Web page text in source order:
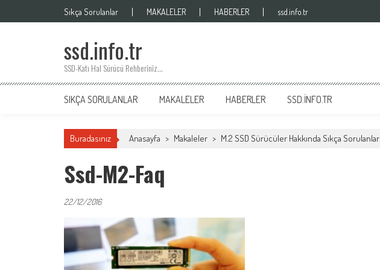
Sıkça Sorulanlar MAKALELER HABERLER ssd.info.tr
ssd.info.tr
SSD-Katı Hal Sürücü Rehberiniz…
SIKÇA SORULANLAR MAKALELER HABERLER SSD.INFO.TR
Buradasınız Anasayfa > Makaleler > M.2 SSD Sürücüler Hakkında Sıkça Sorulanlar
Ssd-M2-Faq
22/12/2016